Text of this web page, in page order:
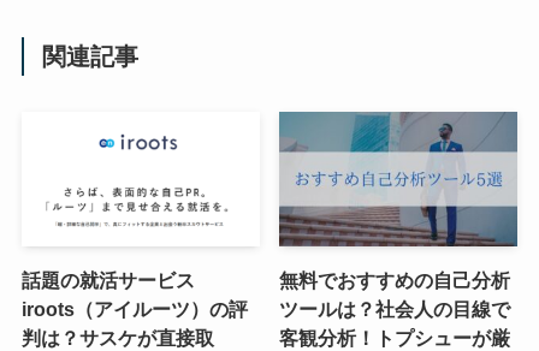
関連記事
話題の就活サービス
iroots（アイルーツ）の評
判は？サスケが直接取
無料でおすすめの自己分析
ツールは？社会人の目線で
客観分析！トプシューが厳